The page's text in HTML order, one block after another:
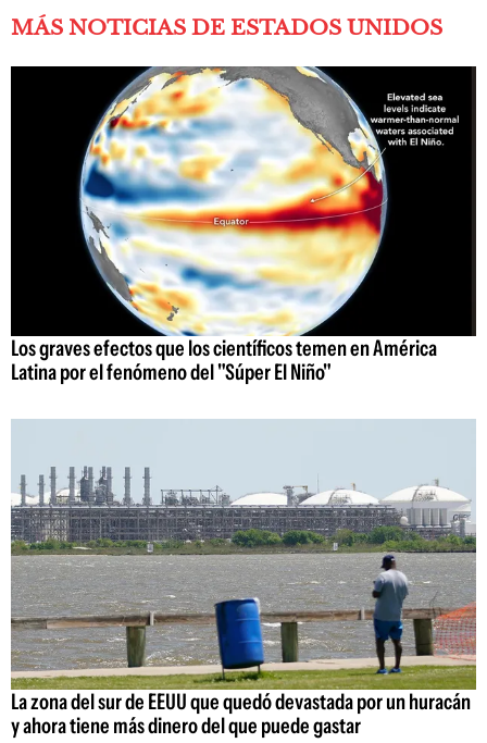
MÁS NOTICIAS DE ESTADOS UNIDOS
Los graves efectos que los científicos temen en América
Latina por el fenómeno del "Súper El Niño"
La zona del sur de EEUU que quedó devastada por un huracán
y ahora tiene más dinero del que puede gastar